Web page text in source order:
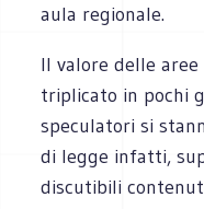
aula regionale.
Il valore delle
triplicato in pochi
speculatori si
di legge infatti,
discutibili